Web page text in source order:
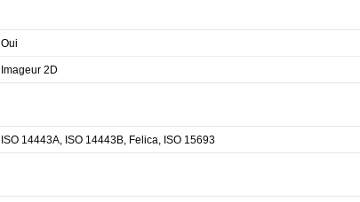
Oui
Imageur 2D
ISO 14443A, ISO 14443B, Felica, ISO 15693